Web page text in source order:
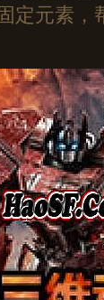
定元素，